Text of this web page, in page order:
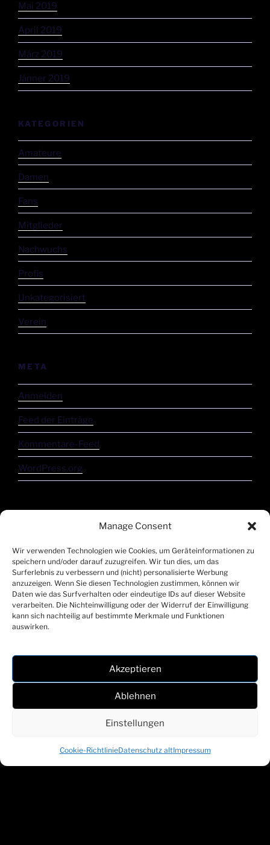
Manage Consent
Wir verwenden Technologien wie Cookies, um Geräteinformationen zu
speichern und/oder darauf zuzugreifen. Wir tun dies, um das
Surferlebnis zu verbessern und (nicht) personalisierte Werbung
anzuzeigen. Wenn Sie diesen Technologien zustimmen, können wir
Daten wie das Surfverhalten oder eindeutige IDs auf dieser Website
verarbeiten. Die Nichteinwilligung oder der Widerruf der Einwilligung
kann sich nachteilig auf bestimmte Merkmale und Funktionen
auswirken.
Akzeptieren
Ablehnen
Einstellungen
Cookie-RichtlinieDatenschutz altImpressum
Mai 2019
April 2019
März 2019
Jänner 2019
KATEGORIEN
Amateure
Damen
Fans
Mitglieder
Nachwuchs
Profis
Unkategorisiert
Verein
META
Anmelden
Feed der Einträge
Kommentare-Feed
WordPress.org
SCHWARZ
SEIT 1919